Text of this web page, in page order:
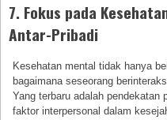
7. Fokus pada
Antar-Pribadi
Kesehatan mental tidak hanya
bagaimana seseorang
Yang terbaru adalah
faktor interpersonal dalam